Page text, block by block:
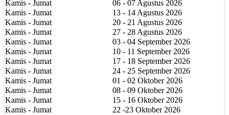
Kamis - Jumat
06 - 07 Agustus 2026
Kamis - Jumat
13 - 14 Agustus 2026
Kamis - Jumat
20 - 21 Agustus 2026
Kamis - Jumat
27 - 28 Agustus 2026
Kamis - Jumat
03 - 04 September 2026
Kamis - Jumat
10 - 11 September 2026
Kamis - Jumat
17 - 18 September 2026
Kamis - Jumat
24 - 25 September 2026
Kamis - Jumat
01 - 02 Oktober 2026
Kamis - Jumat
08 - 09 Oktober 2026
Kamis - Jumat
15 - 16 Oktober 2026
Kamis - Jumat
22 -23 Oktober 2026